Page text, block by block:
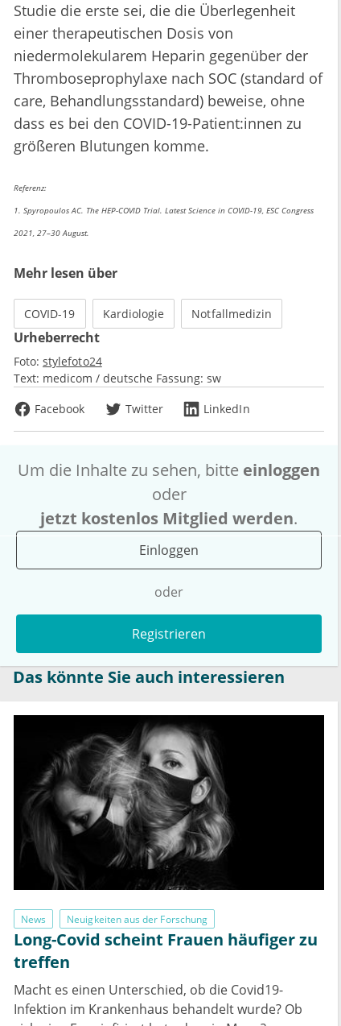
Studie die erste sei, die die Überlegenheit
einer therapeutischen Dosis von
niedermolekularem Heparin gegenüber der
Thromboseprophylaxe nach SOC (standard of
care, Behandlungsstandard) beweise, ohne
dass es bei den COVID-19-Patient:innen zu
größeren Blutungen komme.
Referenz:
1. Spyropoulos AC. The HEP-COVID Trial. Latest Science in COVID-19, ESC Congress
2021, 27–30 August.
Mehr lesen über
COVID-19 Kardiologie Notfallmedizin
Urheberrecht
Foto: stylefoto24
Text: medicom / deutsche Fassung: sw
Facebook
Twitter LinkedIn
Um die Inhalte zu sehen, bitte einloggen
oder
jetzt kostenlos Mitglied werden.
Einloggen
oder
Registrieren
Das könnte Sie auch interessieren
News Neuigkeiten aus der Forschung
Long-Covid scheint Frauen häufiger zu
treffen
Macht es einen Unterschied, ob die Covid19-
Infektion im Krankenhaus behandelt wurde? Ob